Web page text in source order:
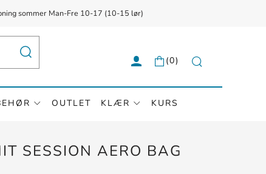
sommer Man-Fre 10-17 (10-15 lør)
Søk
OUTLET KLÆR KURS
(0)
SESSION AERO BAG
{{currency}}{{discount}} undefined